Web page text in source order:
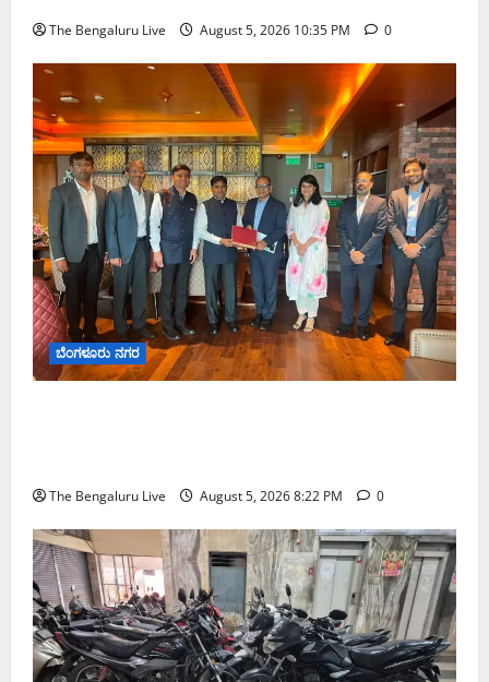
The Bengaluru Live August 5, 2026 10:35 PM 0
ಬೆಂಗಳೂರು ನಗರ
The Bengaluru Live August 5, 2026 8:22 PM 0